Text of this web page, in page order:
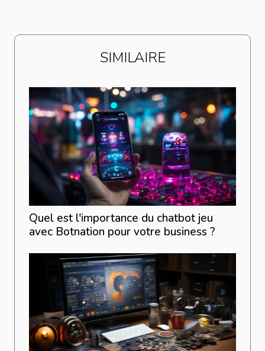
SIMILAIRE
Quel est l'importance du chatbot jeu
avec Botnation pour votre business ?